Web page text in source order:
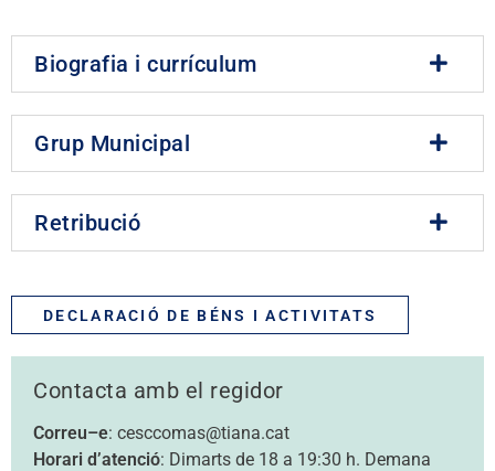
Biografia i currículum
Grup Municipal
Retribució
DECLARACIÓ DE BÉNS I ACTIVITATS
Contacta amb el regidor
Correu–e: cesccomas@tiana.cat
Horari d’atenció: Dimarts de 18 a 19:30 h. Demana